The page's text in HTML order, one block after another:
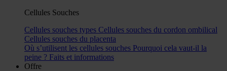
Cellules Souches
Cellules souches types Cellules souches du cordon ombilical
Cellules souches du placenta
Où s’utilisent les cellules souches Pourquoi cela vaut-il la
peine ? Faits et informations
Offre